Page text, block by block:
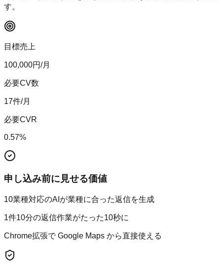
す。
目標売上
100,000円/月
必要CV数
17件/月
必要CVR
0.57%
申し込み前に見せる価値
10業種対応のAIが業種に合った返信を生成
1件10分の返信作業がたった10秒に
Chrome拡張で Google Maps から直接使える